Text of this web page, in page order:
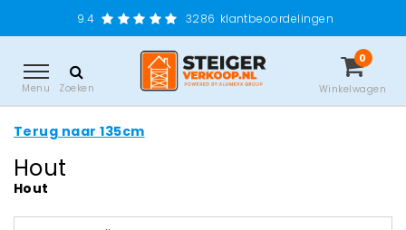
9.4 3286 klantbeoordelingen
Menu Zoeken
0
Winkelwagen
Terug naar 135cm
Hout
Hout